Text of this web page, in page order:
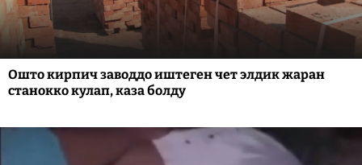
Ошто кирпич заводдо иштеген чет элдик жаран
станокко кулап, каза болду